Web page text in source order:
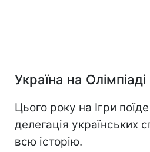
Україна на Олімпіаді
Цього року на Ігри
делегація українських
всю історію.